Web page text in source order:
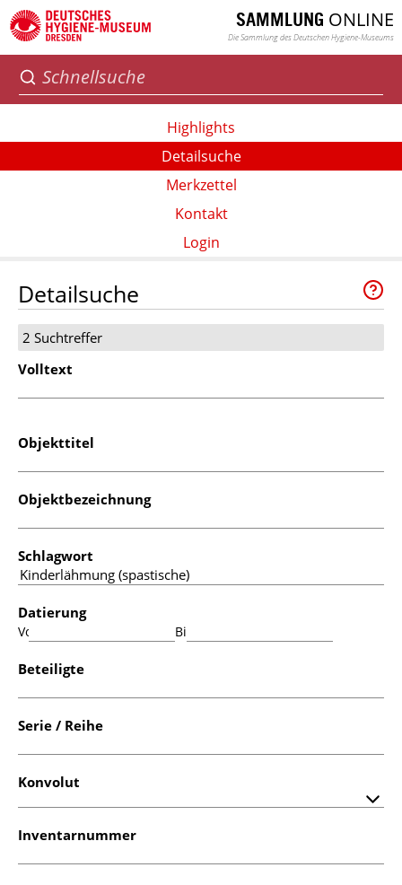
SAMMLUNG ONLINE
Die Sammlung des Deutschen Hygiene-Museums
Highlights
Detailsuche
Merkzettel
Kontakt
Login
Detailsuche
2 Suchtreffer
Volltext
Objekttitel
Objektbezeichnung
Schlagwort
Datierung
Von: Bis:
Beteiligte
Serie / Reihe
Konvolut
Inventarnummer